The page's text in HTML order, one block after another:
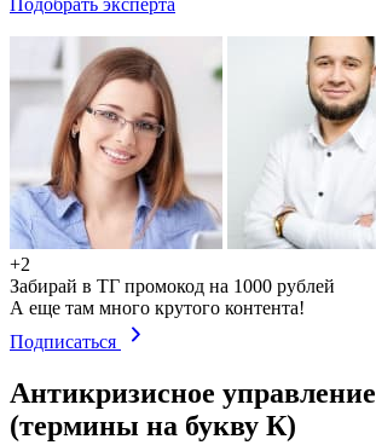
Подобрать эксперта
+2
Забирай в ТГ промокод на 1000 рублей
А еще там много крутого контента!
Подписаться
Антикризисное управление
(термины на букву К)